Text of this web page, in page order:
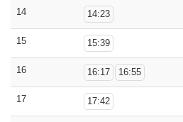
14 14:23
15 15:39
16 16:17 16:55
17 17:42